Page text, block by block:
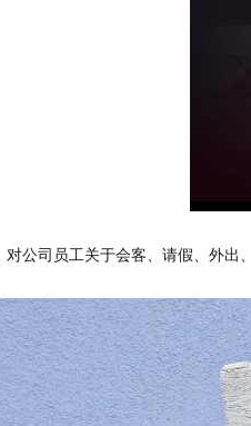
对公司员工关于会客、请假、外出